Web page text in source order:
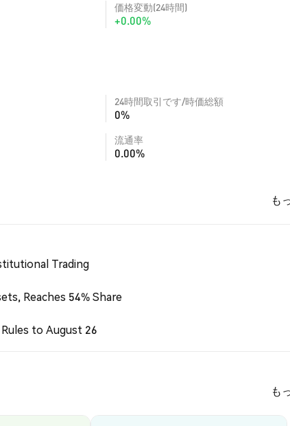
価格変動(24時間)
+0.00%
24時間取引です/時価総額
0%
流通率
0.00%
も
Trading
Reaches 54% Share
to August 26
も